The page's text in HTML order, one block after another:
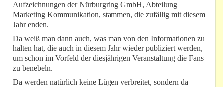
Aufzeichnungen der Nürburgring GmbH, Abteilung
Marketing Kommunikation, stammen, die zufällig mit diesem
Jahr enden.
Da weiß man dann auch, was man von den Informationen zu
halten hat, die auch in diesem Jahr wieder publiziert werden,
um schon im Vorfeld der diesjährigen Veranstaltung die Fans
zu benebeln.
Da werden natürlich keine Lügen verbreitet, sondern da